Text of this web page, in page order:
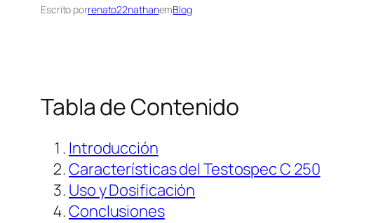
Escrito porrenato22nathanemBlog
Tabla de Contenido
Introducción
Características del Testospec C 250
Uso y Dosificación
Conclusiones